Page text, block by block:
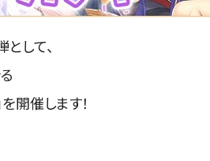
して、
開催します！